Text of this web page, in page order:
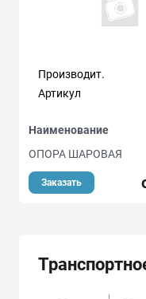
Производит.
Артикул
Наименование
ОПОРА ШАРОВАЯ
Заказать